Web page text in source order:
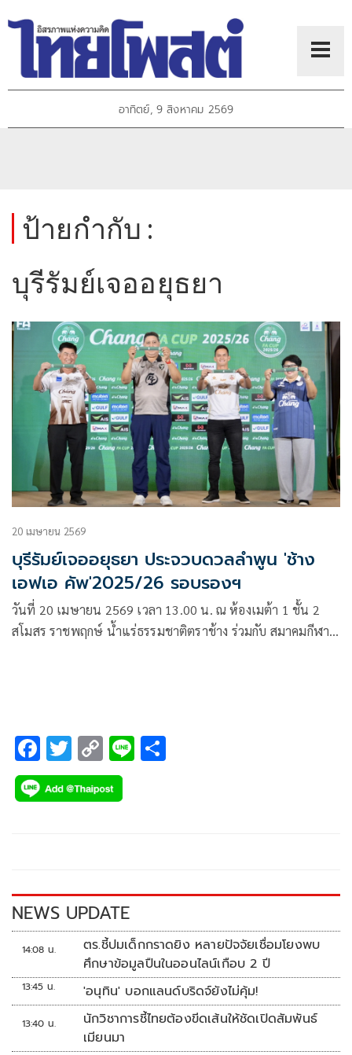
อาทิตย์, 9 สิงหาคม 2569
ป้ายกำกับ :
บุรีรัมย์เจออยุธยา
20 เมษายน 2569
บุรีรัมย์เจออยุธยา ประจวบดวลลำพูน 'ช้าง
เอฟเอ คัพ'2025/26 รอบรองฯ
วันที่ 20 เมษายน 2569 เวลา 13.00 น. ณ ห้องเมต้า 1 ชั้น 2
สโมสร ราชพฤกษ์ น้ำแร่ธรรมชาติตราช้าง ร่วมกับ สมาคมกีฬา
จำกัด (มหาชน), บริษัท มอลเทน (ไทยแลนด์) จํากัด จัดพิธีจับ
สลากฟุตบอลถ้วยที่ยิ่งใหญ่ของประเทศไทย รายการ ช้าง เอฟเอ
คัพ 2025/26 รอบรองชนะเลิศ
F
ac
e
k
T
wi
tt
C
o
p
k
Li
NEWS UPDATE
14:08 น.
ตร.ชี้ปมเด็กกราดยิง หลายปัจจัยเชื่อมโยงพบ
ศึกษาข้อมูลปืนในออนไลน์เกือบ 2 ปี
13:45 น. 'อนุทิน' บอกแลนด์บริดจ์ยังไม่คุ้ม!
13:40 น.
นักวิชาการชี้ไทยต้องขีดเส้นให้ชัดเปิดสัมพันธ์
เมียนมา